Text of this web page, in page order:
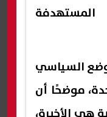
السياسي
موضحًا أن